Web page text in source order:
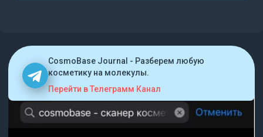
CosmoBase Journal - Разберем любую
косметику на молекулы.
Перейти в Телеграмм Канал